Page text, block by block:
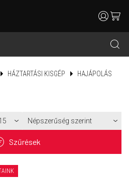
search
usercart
HÁZTARTÁSI KISGÉP HAJÁPOLÁS
Szűrések